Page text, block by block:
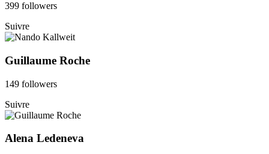
399 followers
Suivre
Guillaume Roche
149 followers
Suivre
Alena Ledeneva